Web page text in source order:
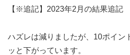
【※追記】2023年2月の結果追記
ハズレは減りましたが、10ポイン
ッと下がっています。